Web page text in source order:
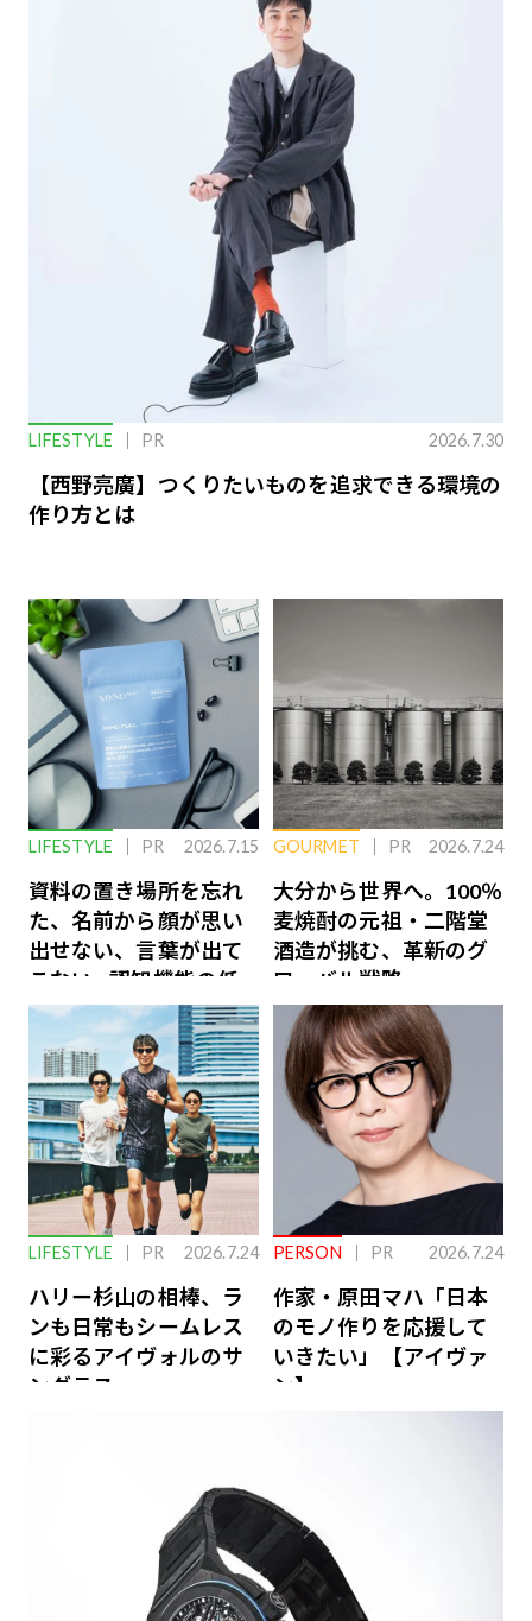
LIFESTYLE PR 2026.7.30
【西野亮廣】つくりたいものを追求できる環境の
作り方とは
LIFESTYLE PR 2026.7.15
資料の置き場所を忘れ
た、名前から顔が思い
出せない、言葉が出て
こない…認知機能の低
下を救う、脳のインナ
ーケアとは
GOURMET PR 2026.7.24
大分から世界へ。100％
麦焼酎の元祖・二階堂
酒造が挑む、革新のグ
ローバル戦略
LIFESTYLE PR 2026.7.24
ハリー杉山の相棒、ラ
ンも日常もシームレス
に彩るアイヴォルのサ
ングラス
PERSON PR 2026.7.24
作家・原田マハ「日本
のモノ作りを応援して
いきたい」【アイヴァ
ン】